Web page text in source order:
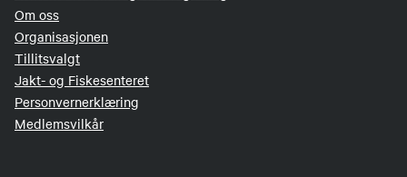
Om oss
Organisasjonen
Tillitsvalgt
Jakt- og Fiskesenteret
Personvernerklæring
Medlemsvilkår